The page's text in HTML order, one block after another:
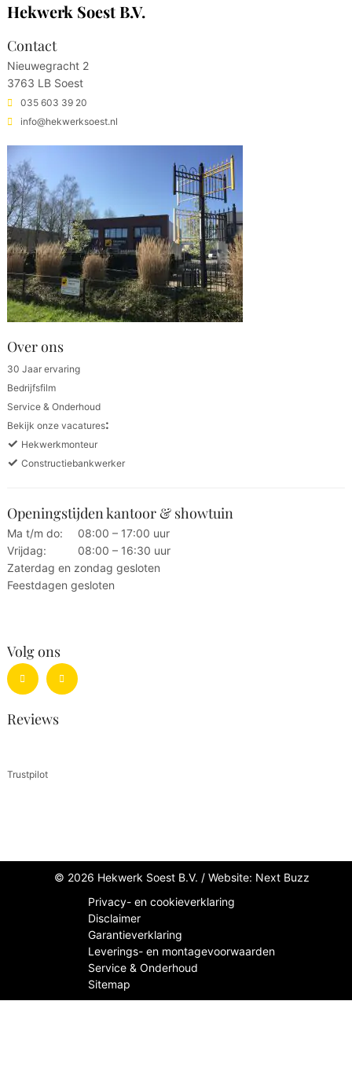
Hekwerk Soest B.V.
Contact
Nieuwegracht 2
3763 LB Soest
035 603 39 20
info@hekwerksoest.nl
Over ons
30 Jaar ervaring
Bedrijfsfilm
Service & Onderhoud
Bekijk onze vacatures:
✓ Hekwerkmonteur
✓ Constructiebankwerker
Openingstijden kantoor & showtuin
Ma t/m do:
08:00 – 17:00 uur
Vrijdag:
08:00 – 16:30 uur
Zaterdag en zondag gesloten
Feestdagen gesloten
Volg ons
Reviews
Trustpilot
© 2026 Hekwerk Soest B.V. / Website: Next Buzz
Privacy- en cookieverklaring
Disclaimer
Garantieverklaring
Leverings- en montagevoorwaarden
Service & Onderhoud
Sitemap